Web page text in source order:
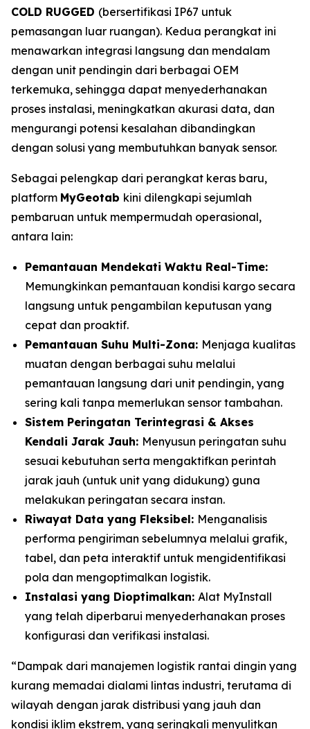
COLD RUGGED (bersertifikasi IP67 untuk
pemasangan luar ruangan). Kedua perangkat ini
menawarkan integrasi langsung dan mendalam
dengan unit pendingin dari berbagai OEM
terkemuka, sehingga dapat menyederhanakan
proses instalasi, meningkatkan akurasi data, dan
mengurangi potensi kesalahan dibandingkan
dengan solusi yang membutuhkan banyak sensor.
Sebagai pelengkap dari perangkat keras baru,
platform MyGeotab kini dilengkapi sejumlah
pembaruan untuk mempermudah operasional,
antara lain:
Pemantauan Mendekati Waktu Real-Time:
Memungkinkan pemantauan kondisi kargo secara
langsung untuk pengambilan keputusan yang
cepat dan proaktif.
Pemantauan Suhu Multi-Zona: Menjaga kualitas
muatan dengan berbagai suhu melalui
pemantauan langsung dari unit pendingin, yang
sering kali tanpa memerlukan sensor tambahan.
Sistem Peringatan Terintegrasi & Akses
Kendali Jarak Jauh: Menyusun peringatan suhu
sesuai kebutuhan serta mengaktifkan perintah
jarak jauh (untuk unit yang didukung) guna
melakukan peringatan secara instan.
Riwayat Data yang Fleksibel: Menganalisis
performa pengiriman sebelumnya melalui grafik,
tabel, dan peta interaktif untuk mengidentifikasi
pola dan mengoptimalkan logistik.
Instalasi yang Dioptimalkan: Alat MyInstall
yang telah diperbarui menyederhanakan proses
konfigurasi dan verifikasi instalasi.
“Dampak dari manajemen logistik rantai dingin yang
kurang memadai dialami lintas industri, terutama di
wilayah dengan jarak distribusi yang jauh dan
kondisi iklim ekstrem, yang seringkali menyulitkan